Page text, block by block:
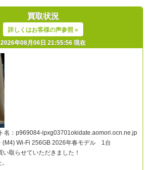
買取状況
詳しくはお客様の声参照 »
2026年08月06日 21:55:56 現在